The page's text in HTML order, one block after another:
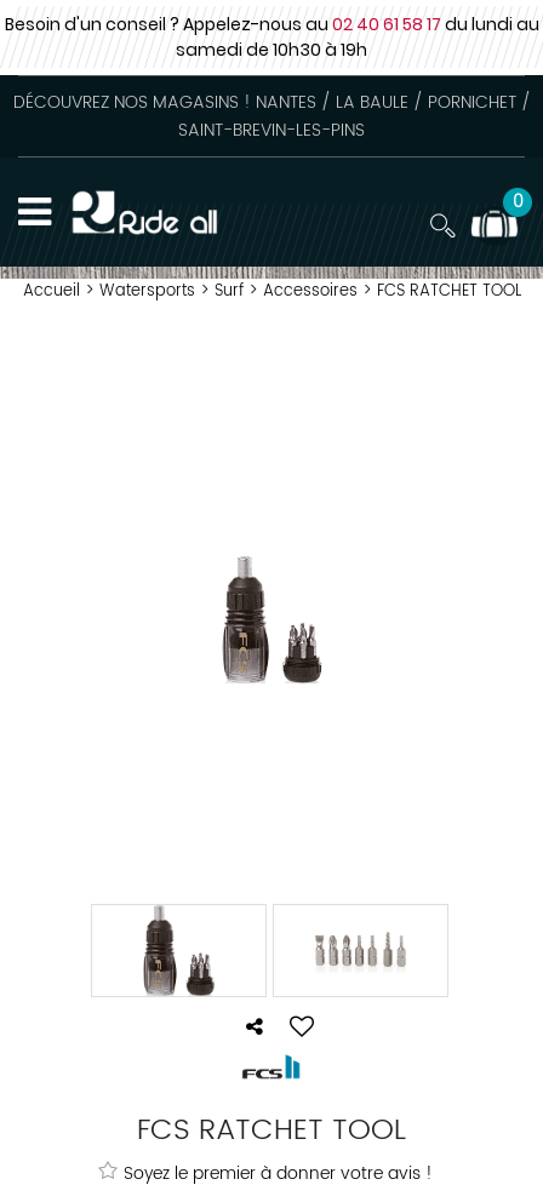
Besoin d'un conseil ? Appelez-nous au02 40 61 58 17du lundi au
samedide 10h30 à 19h
DÉCOUVREZ NOS MAGASINS ! NANTES / LA BAULE / PORNICHET /
SAINT-BREVIN-LES-PINS
0
Accueil > Watersports > Surf > Accessoires > FCS RATCHET TOOL
FCS RATCHET TOOL
Soyez le premier à donner votre avis !